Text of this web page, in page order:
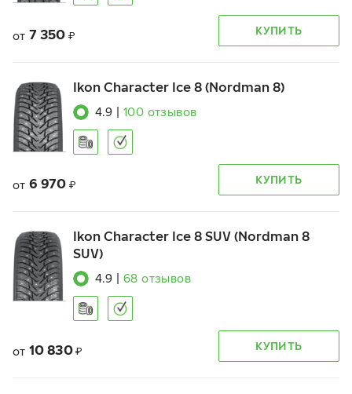
от 7 350 ₽ КУПИТЬ
Ikon Character Ice 8 (Nordman 8)
4.9 100 отзывов
от 6 970 ₽ КУПИТЬ
Ikon Character Ice 8 SUV (Nordman 8
SUV)
4.9 68 отзывов
от 10 830 ₽ КУПИТЬ